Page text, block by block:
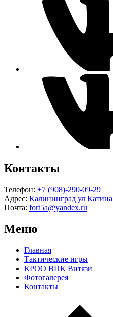
Контакты
Телефон: +7 (908)-290-09-29
Адрес: Калининград ул
Почта: fort5a@yandex.ru
Меню
Главная
Тактические игры
КРОО ВПК Витязи
Фотогалерея
Контакты